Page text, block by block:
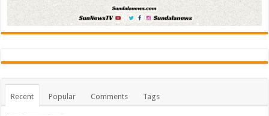
Recent Popular Comments Tags